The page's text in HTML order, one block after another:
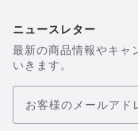
ニュースレター
最新の商品情報やキャ
いきます。
お客様のメールアド